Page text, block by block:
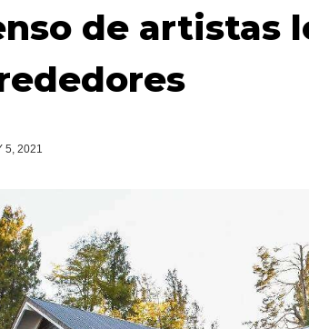
de artistas
5, 2021